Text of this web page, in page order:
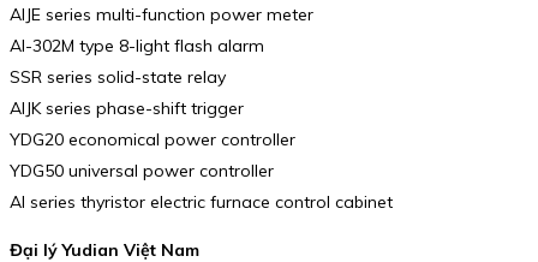
AIJE series multi-function power meter
AI-302M type 8-light flash alarm
SSR series solid-state relay
AIJK series phase-shift trigger
YDG20 economical power controller
YDG50 universal power controller
AI series thyristor electric furnace control cabinet
Đại lý Yudian Việt Nam